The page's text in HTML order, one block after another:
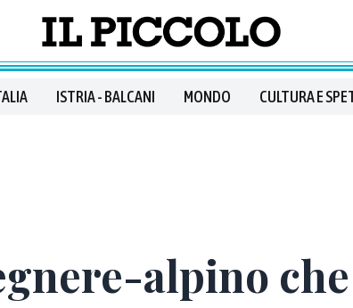
ISTRIA - BALCANI MONDO CULTURA E
alpino